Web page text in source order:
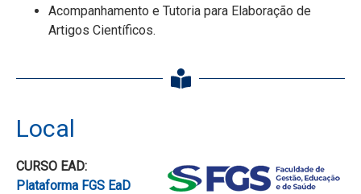
Acompanhamento e Tutoria para Elaboração de
Artigos Científicos.
Local
CURSO EAD:
Plataforma FGS EaD